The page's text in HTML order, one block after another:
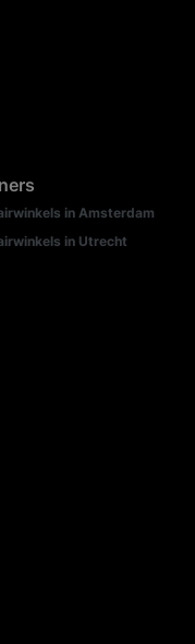
in Amsterdam
in Utrecht